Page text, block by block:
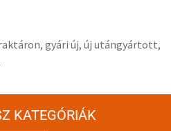
gyári új, új utángyártott,
KATEGÓRIÁK